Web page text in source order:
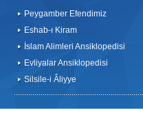
Peygamber Efendimiz
Eshab-ı Kiram
İslam Alimleri Ansiklopedisi
Evliyalar Ansiklopedisi
Silsile-i Âliyye